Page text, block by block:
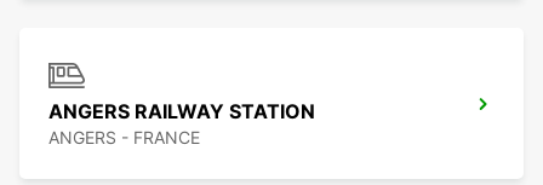
ANGERS RAILWAY STATION
ANGERS - FRANCE